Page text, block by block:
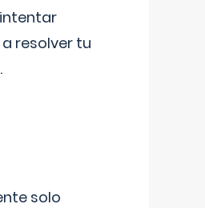
resolver tu
solo